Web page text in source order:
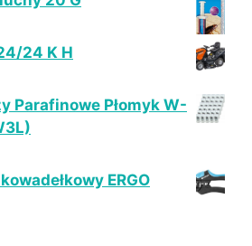
24 K H
Parafinowe Płomyk W-
ERGO